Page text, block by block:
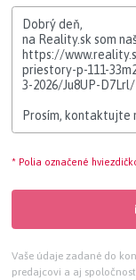
* Polia označené
Vaše údaje zadané do
predajcovi a aj